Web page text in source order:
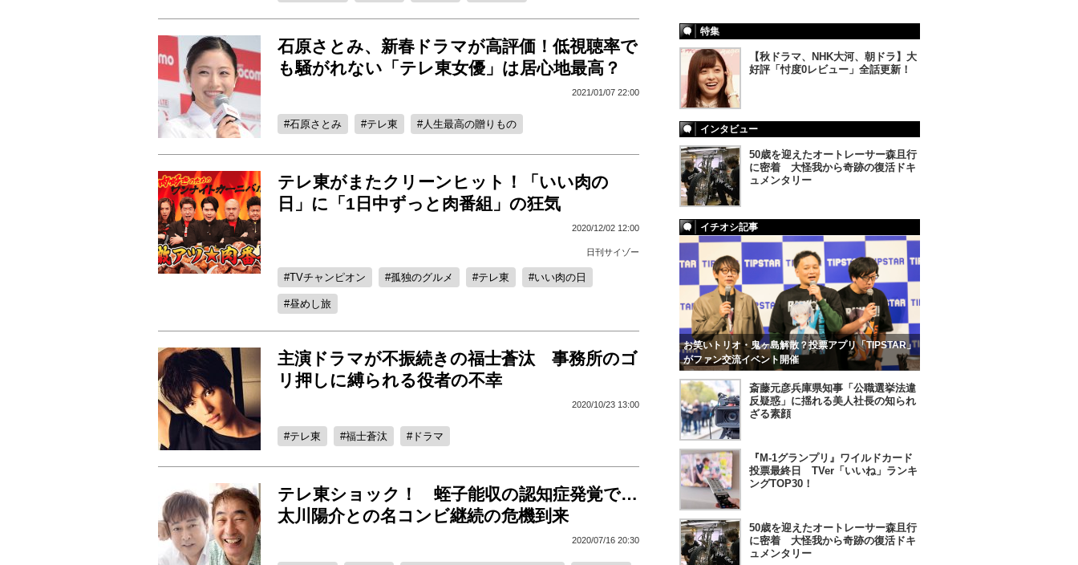
石原さとみ、新春ドラマが高評価！低視聴率で
も騒がれない「テレ東女優」は居心地最高？
2021/01/07 22:00
石原さとみ テレ東 人生最高の贈りもの
テレ東がまたクリーンヒット！「いい肉の
日」に「1日中ずっと肉番組」の狂気
2020/12/02 12:00
日刊サイゾー
TVチャンピオン 孤独のグルメ テレ東 いい肉の日
昼めし旅
主演ドラマが不振続きの福士蒼汰 事務所のゴ
リ押しに縛られる役者の不幸
2020/10/23 13:00
テレ東 福士蒼汰 ドラマ
テレ東ショック！ 蛭子能収の認知症発覚で…
太川陽介との名コンビ継続の危機到来
2020/07/16 20:30
特集
【秋ドラマ、NHK大河、朝ドラ】大
好評「忖度0レビュー」全話更新！
インタビュー
50歳を迎えたオートレーサー森且行
に密着 大怪我から奇跡の復活ドキ
ュメンタリー
イチオシ記事
お笑いトリオ・鬼ヶ島解散？投票アプリ「TIPSTAR」
がファン交流イベント開催
斎藤元彦兵庫県知事「公職選挙法違
反疑惑」に揺れる美人社長の知られ
ざる素顔
『M-1グランプリ』ワイルドカード
投票最終日 TVer「いいね」ランキ
ングTOP30！
50歳を迎えたオートレーサー森且行
に密着 大怪我から奇跡の復活ドキ
ュメンタリー